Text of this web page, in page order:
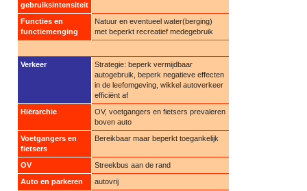
gebruiksintensiteit
Functies en
functiemenging
Natuur en eventueel water(berging)
met beperkt recreatief medegebruik
Verkeer
Strategie: beperk vermijdbaar
autogebruik, beperk negatieve effecten
in de leefomgeving, wikkel autoverkeer
efficiënt af
Hiërarchie
OV, voetgangers en fietsers prevaleren
boven auto
Voetgangers en
fietsers
Bereikbaar maar beperkt toegankelijk
OV
Streekbus aan de rand
Auto en parkeren
autovrij